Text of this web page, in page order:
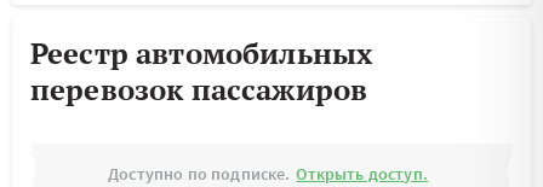
Реестр автомобильных
перевозок пассажиров
Доступно по подписке. Открыть доступ.